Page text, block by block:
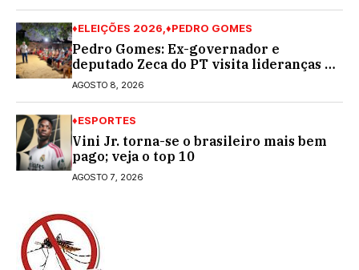
♦ELEIÇÕES 2026 ♦PEDRO GOMES
Pedro Gomes: Ex-governador e
deputado Zeca do PT visita lideranças do
partido na cidade; buscará a reeleição
AGOSTO 8, 2026
♦ESPORTES
Vini Jr. torna-se o brasileiro mais bem
pago; veja o top 10
AGOSTO 7, 2026